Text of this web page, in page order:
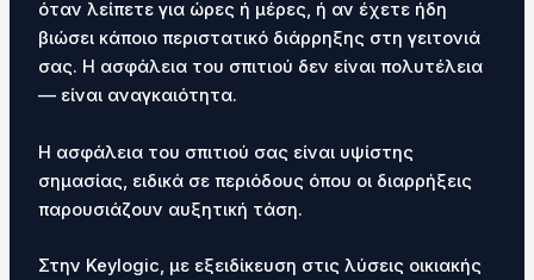
όταν λείπετε για ώρες ή μέρες, ή αν έχετε ήδη
βιώσει κάποιο περιστατικό διάρρηξης στη γειτονιά
σας. Η ασφάλεια του σπιτιού δεν είναι πολυτέλεια
— είναι αναγκαιότητα.
Η ασφάλεια του σπιτιού σας είναι υψίστης
σημασίας, ειδικά σε περιόδους όπου οι διαρρήξεις
παρουσιάζουν αυξητική τάση.
Στην Keylogic, με εξειδίκευση στις λύσεις οικιακής